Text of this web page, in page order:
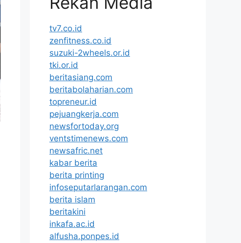
tv7.co.id
zenfitness.co.id
suzuki-2wheels.or.id
tki.or.id
beritasiang.com
beritabolaharian.com
topreneur.id
pejuangkerja.com
newsfortoday.org
ventstimenews.com
newsafric.net
kabar berita
berita printing
infoseputarlarangan.com
berita islam
beritakini
inkafa.ac.id
alfusha.ponpes.id